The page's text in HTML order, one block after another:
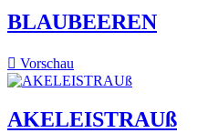
BLAUBEEREN
 Vorschau
AKELEISTRAUß